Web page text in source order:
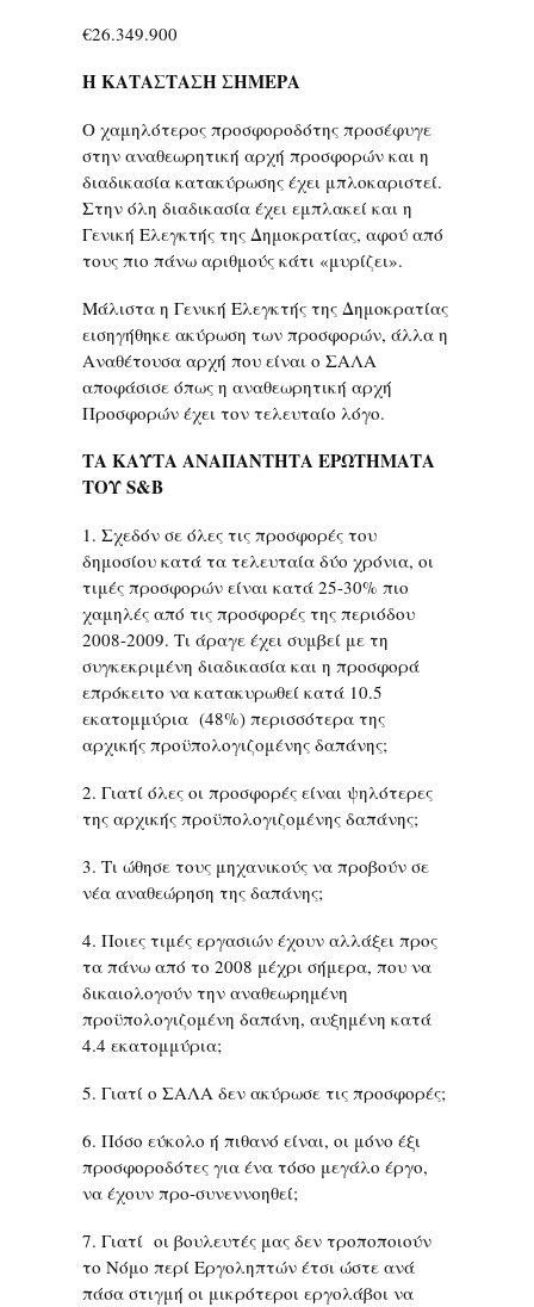
€26.349.900
Η ΚΑΤΑΣΤΑΣΗ ΣΗΜΕΡΑ
Ο χαμηλότερος προσφοροδότης προσέφυγε
στην αναθεωρητική αρχή προσφορών και η
διαδικασία κατακύρωσης έχει μπλοκαριστεί.
Στην όλη διαδικασία έχει εμπλακεί και η
Γενική Ελεγκτής της Δημοκρατίας, αφού από
τους πιο πάνω αριθμούς κάτι «μυρίζει».
Μάλιστα η Γενική Ελεγκτής της Δημοκρατίας
εισηγήθηκε ακύρωση των προσφορών, άλλα η
Αναθέτουσα αρχή που είναι ο ΣΑΛΑ
αποφάσισε όπως η αναθεωρητική αρχή
Προσφορών έχει τον τελευταίο λόγο.
ΤΑ ΚΑΥΤΑ ΑΝΑΠΑΝΤΗΤΑ ΕΡΩΤΗΜΑΤΑ
ΤΟΥS&B
1. Σχεδόν σε όλες τις προσφορές του
δημοσίου κατά τα τελευταία δύο χρόνια, οι
τιμές προσφορών είναι κατά 25-30% πιο
χαμηλές από τις προσφορές της περιόδου
2008-2009. Τι άραγε έχει συμβεί με τη
συγκεκριμένη διαδικασία και η προσφορά
επρόκειτο να κατακυρωθεί κατά 10.5
εκατομμύρια (48%) περισσότερα της
αρχικής προϋπολογιζομένης δαπάνης;
2. Γιατί όλες οι προσφορές είναι ψηλότερες
της αρχικής προϋπολογιζομένης δαπάνης;
3. Τι ώθησε τους μηχανικούς να προβούν σε
νέα αναθεώρηση της δαπάνης;
4. Ποιες τιμές εργασιών έχουν αλλάξει προς
τα πάνω από το 2008 μέχρι σήμερα, που να
δικαιολογούν την αναθεωρημένη
προϋπολογιζομένη δαπάνη, αυξημένη κατά
4.4 εκατομμύρια;
5. Γιατί ο ΣΑΛΑ δεν ακύρωσε τις προσφορές;
6. Πόσο εύκολο ή πιθανό είναι, οι μόνο έξι
προσφοροδότες για ένα τόσο μεγάλο έργο,
να έχουν προ-συνεννοηθεί;
7. Γιατί οι βουλευτές μας δεν τροποποιούν
το Νόμο περί Εργοληπτών έτσι ώστε ανά
πάσα στιγμή οι μικρότεροι εργολάβοι να